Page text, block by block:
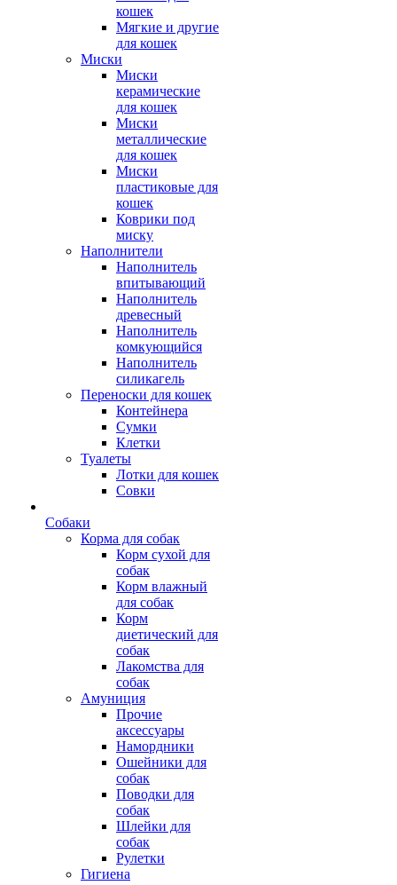
кошек
Мягкие и другие
для кошек
Миски
Миски
керамические
для кошек
Миски
металлические
для кошек
Миски
пластиковые для
кошек
Коврики под
миску
Наполнители
Наполнитель
впитывающий
Наполнитель
древесный
Наполнитель
комкующийся
Наполнитель
силикагель
Переноски для кошек
Контейнера
Сумки
Клетки
Туалеты
Лотки для кошек
Совки
Собаки
Корма для собак
Корм сухой для
собак
Корм влажный
для собак
Корм
диетический для
собак
Лакомства для
собак
Амуниция
Прочие
аксессуары
Намордники
Ошейники для
собак
Поводки для
собак
Шлейки для
собак
Рулетки
Гигиена